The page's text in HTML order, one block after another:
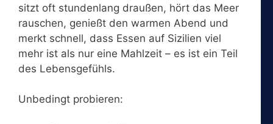
sitzt oft stundenlang draußen, hört das Meer
rauschen, genießt den warmen Abend und
merkt schnell, dass Essen auf Sizilien viel
mehr ist als nur eine Mahlzeit – es ist ein Teil
des Lebensgefühls.
Unbedingt probieren: